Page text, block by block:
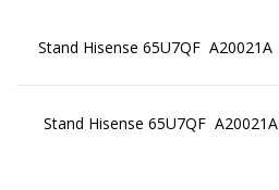
Stand Hisense 65U7QF A20021A